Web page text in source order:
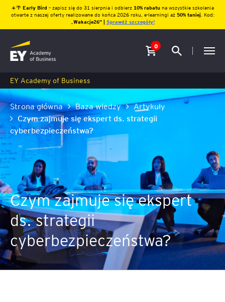
☀️🌴 Early Bird – zapisz się do 31 sierpnia i odbierz10% rabatu na wszystkie szkolenia
otwarte z naszej oferty realizowane do końca 2026 roku, e-learningi aż 50% taniej. Kod:
Wakacje26″ | Sprawdź szczegóły!
0
EY Academy of Business
Strona główna Baza wiedzy
Artykuły
Czym zajmuje się ekspert ds. strategii
cyberbezpieczeństwa?
Czym zajmuje się ekspert
ds. strategii
cyberbezpieczeństwa?